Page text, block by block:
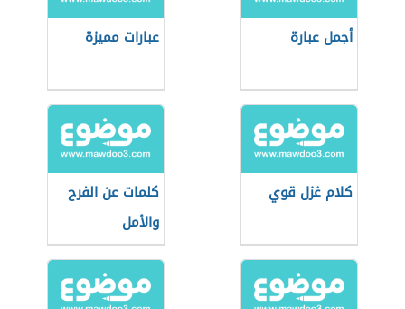
أجمل عبارة عبارات مميزة
كلام غزل قوي
كلمات عن الفرح
والأمل